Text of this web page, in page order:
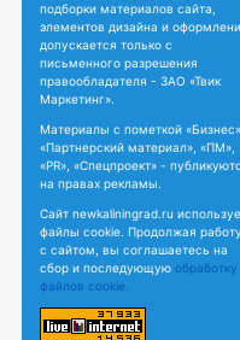
подборки материалов сайта,
элементов дизайна и
допускается только с
письменного разрешения
правообладателя - ЗАО «Твик
Маркетинг».
Материалы с пометкой «Бизнес»,
«Партнерский материал», «ПМ»,
«PR», «Спецпроект» -
на правах рекламы.
Сайт newkaliningrad.ru
файлы cookie. Продолжая работу
с сайтом, вы соглашаетесь на
сбор и последующую обработку
файлов cookie.